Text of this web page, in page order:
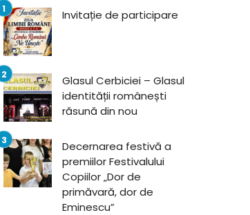
Invitație de participare
Glasul Cerbiciei – Glasul
identității românești
răsună din nou
Decernarea festivă a
premiilor Festivalului
Copiilor „Dor de
primăvară, dor de
Eminescu”